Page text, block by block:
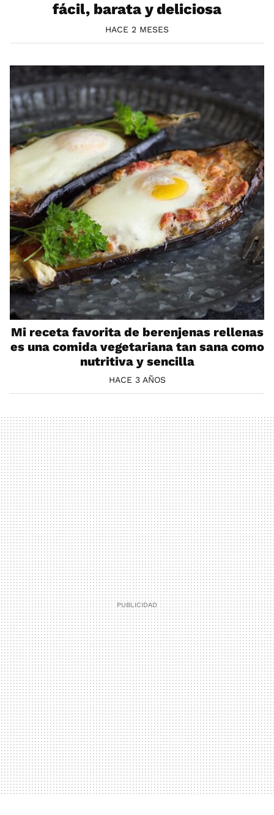
fácil, barata y deliciosa
HACE 2 MESES
Mi receta favorita de berenjenas rellenas
es una comida vegetariana tan sana como
nutritiva y sencilla
HACE 3 AÑOS